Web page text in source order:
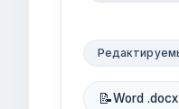
📝Word .docx